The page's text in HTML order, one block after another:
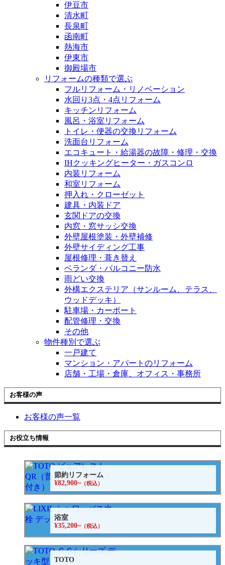
伊豆市
清水町
長泉町
函南町
熱海市
伊東市
御殿場市
リフォームの種類で選ぶ
フルリフォーム・リノベーション
水回り3点・4点リフォーム
キッチンリフォーム
風呂・浴室リフォーム
トイレ・便器の交換リフォーム
洗面台リフォーム
エコキュート・給湯器の故障・修理・交換
IHクッキングヒーター・ガスコンロ
内装リフォーム
和室リフォーム
押入れ・クローゼット
建具・内装ドア
玄関ドアの交換
内窓・窓サッシ交換
外壁屋根塗装・外壁補修
外壁サイディング工事
屋根修理・葺き替え
ベランダ・バルコニー防水
雨どい交換
外構エクステリア（サンルーム、テラス、
ウッドデッキ）
駐車場・カーポート
配管修理・交換
その他
物件種別で選ぶ
一戸建て
マンション・アパートのリフォーム
店舗・工場・倉庫、オフィス・事務所
お客様の声
お客様の声一覧
お役立ち情報
節約リフォーム
¥82,900~（税込）
浴室
¥35,200~（税込）
TOTO